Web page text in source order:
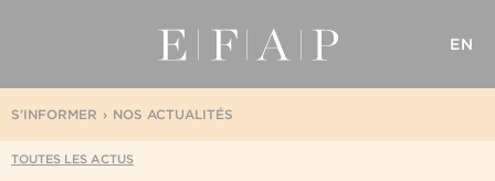
EN
NOS ACTUALITÉS
S'INFORMER
TOUTES LES ACTUS